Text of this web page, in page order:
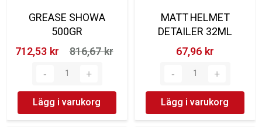
GREASE SHOWA
500GR
712,53 kr‎
816,67 kr‎
Lägg i varukorg
MATT HELMET
DETAILER 32ML
67,96 kr‎
Lägg i varukorg